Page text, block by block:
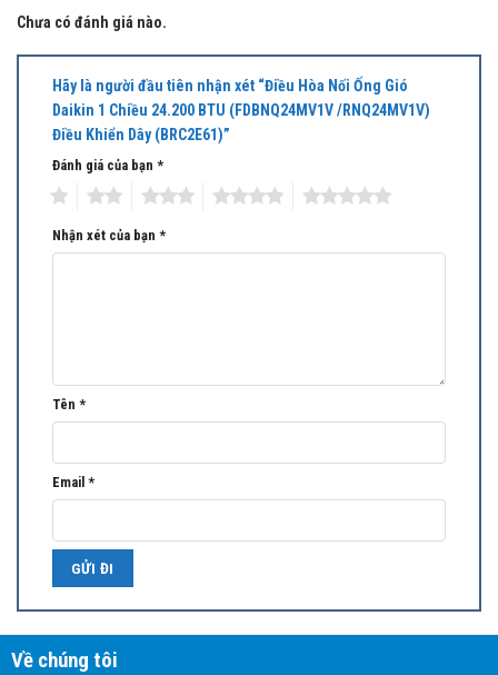
– Điều hòa không khí đồng thời cho 2 phòng và lưới thông gió (thông
Chưa có đánh giá nào.
Hãy là người đầu tiên nhận xét “Điều Hòa Nối Ống Gió
Daikin 1 Chiều 24.200 BTU (FDBNQ24MV1V /RNQ24MV1V)
Điều Khiển Dây (BRC2E61)”
Đánh giá của bạn *
Nhận xét của bạn *
Tên *
Email *
Về chúng tôi